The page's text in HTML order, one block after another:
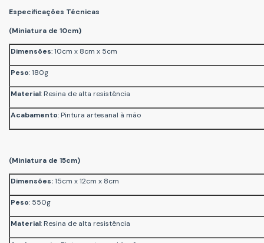
Especificações Técnicas
(Miniatura de 10cm)
Dimensões: 10cm x 8cm x 5cm
Peso: 180g
Material: Resina de alta resistência
Acabamento: Pintura artesanal à mão
(Miniatura de 15cm)
Dimensões:15cm x 12cm x 8cm
Peso: 550g
Material: Resina de alta resistência